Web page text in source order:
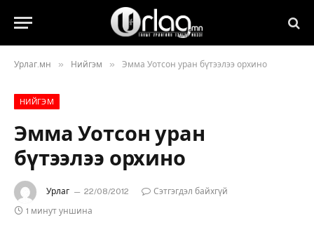
Урлаг.мн » Нийгэм » Эмма Уотсон уран бүтээлээ орхино
НИЙГЭМ
Эмма Уотсон уран
бүтээлээ орхино
Урлаг 22/08/2012
Сэтгэгдэл байхгүй
1 минут уншина